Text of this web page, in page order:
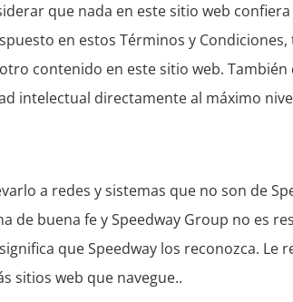
que nada en este sitio web
en estos Términos y
contenido en este sitio web.
intelectual directamente al máximo
a redes y sistemas que no son de
buena fe y Speedway Group no es
que Speedway los reconozca. Le
sitios web que navegue..